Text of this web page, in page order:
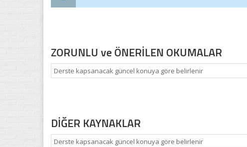
ZORUNLU ve ÖNERİLEN OKUMALAR
Derste kapsanacak güncel konuya göre belirlenir
DİĞER KAYNAKLAR
Derste kapsanacak güncel konuya göre belirlenir